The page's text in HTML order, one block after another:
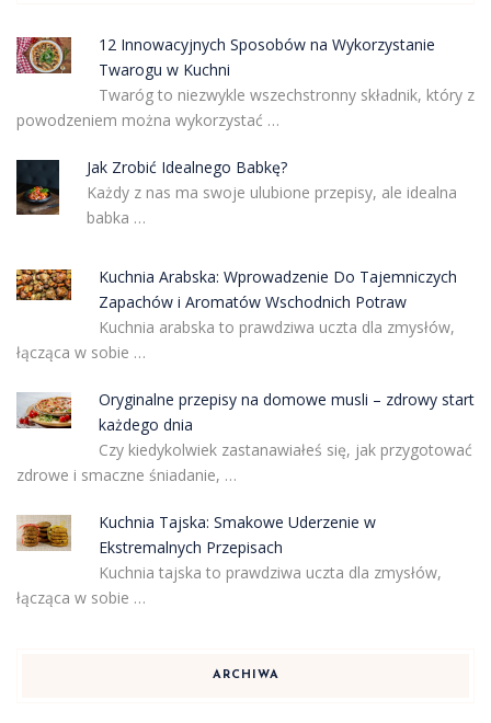
12 Innowacyjnych Sposobów na Wykorzystanie
Twarogu w Kuchni
Twaróg to niezwykle wszechstronny składnik, który z
powodzeniem można wykorzystać …
Jak Zrobić Idealnego Babkę?
Każdy z nas ma swoje ulubione przepisy, ale idealna
babka …
Kuchnia Arabska: Wprowadzenie Do Tajemniczych
Zapachów i Aromatów Wschodnich Potraw
Kuchnia arabska to prawdziwa uczta dla zmysłów,
łącząca w sobie …
Oryginalne przepisy na domowe musli – zdrowy start
każdego dnia
Czy kiedykolwiek zastanawiałeś się, jak przygotować
zdrowe i smaczne śniadanie, …
Kuchnia Tajska: Smakowe Uderzenie w
Ekstremalnych Przepisach
Kuchnia tajska to prawdziwa uczta dla zmysłów,
łącząca w sobie …
ARCHIWA